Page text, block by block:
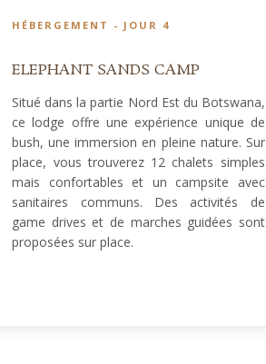
HÉBERGEMENT - JOUR 4
ELEPHANT SANDS CAMP
Situé dans la partie Nord Est du Botswana,
ce lodge offre une expérience unique de
bush, une immersion en pleine nature. Sur
place, vous trouverez 12 chalets simples
mais confortables et un campsite avec
sanitaires communs. Des activités de
game drives et de marches guidées sont
proposées sur place.